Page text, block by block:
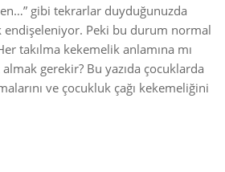
gibi tekrarlar duyduğunuzda
endişeleniyor. Peki bu durum normal
takılma kekemelik anlamına mı
gerekir? Bu yazıda çocuklarda
ve çocukluk çağı kekemeliğini